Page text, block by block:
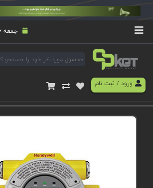
جمعه 16 مرداد 1405
ورود/ ثبت نام